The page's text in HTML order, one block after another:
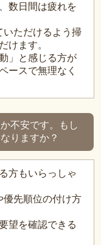
数日間は疲れを
いただけるよう掃
けます。
」と感じる方が
ースで無理なく
不安です。もし
りますか？
方もいらっしゃ
優先順位の付け方
望を確認できる